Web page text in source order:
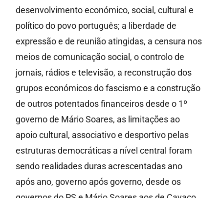
desenvolvimento económico, social, cultural e
político do povo português; a liberdade de
expressão e de reunião atingidas, a censura nos
meios de comunicação social, o controlo de
jornais, rádios e televisão, a reconstrução dos
grupos económicos do fascismo e a construção
de outros potentados financeiros desde o 1º
governo de Mário Soares, as limitações ao
apoio cultural, associativo e desportivo pelas
estruturas democráticas a nível central foram
sendo realidades duras acrescentadas ano
após ano, governo após governo, desde os